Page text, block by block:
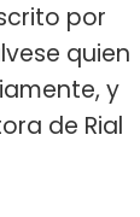
por
quien
y
de Rial